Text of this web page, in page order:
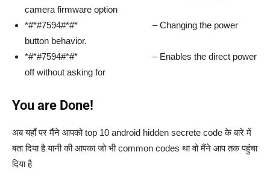
camera firmware option
*#*#7594#*#* – Changing the power
button behavior.
*#*#7594#*#* – Enables the direct power
off without asking for
You are Done!
अब यहाँ पर मैंने आपको top 10 android hidden secrete code के बारे में
बता दिया है यानी की आपका जो भी common codes था वो मैंने आप तक पहुंचा
दिया है